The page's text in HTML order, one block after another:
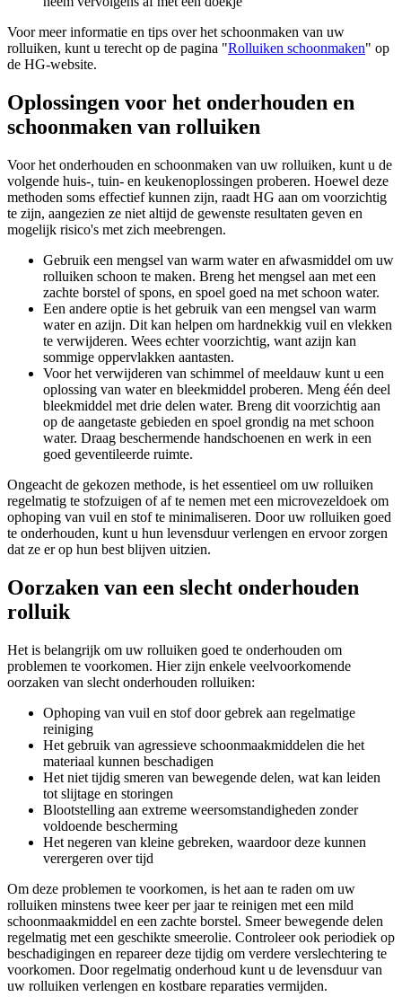
Voor meer informatie en tips over het schoonmaken van uw
rolluiken, kunt u terecht op de pagina "Rolluiken schoonmaken" op
de HG-website.
Oplossingen voor het onderhouden en
schoonmaken van rolluiken
Voor het onderhouden en schoonmaken van uw rolluiken, kunt u de
volgende huis-, tuin- en keukenoplossingen proberen. Hoewel deze
methoden soms effectief kunnen zijn, raadt HG aan om voorzichtig
te zijn, aangezien ze niet altijd de gewenste resultaten geven en
mogelijk risico's met zich meebrengen.
Gebruik een mengsel van warm water en afwasmiddel om uw
rolluiken schoon te maken. Breng het mengsel aan met een
zachte borstel of spons, en spoel goed na met schoon water.
Een andere optie is het gebruik van een mengsel van warm
water en azijn. Dit kan helpen om hardnekkig vuil en vlekken
te verwijderen. Wees echter voorzichtig, want azijn kan
sommige oppervlakken aantasten.
Voor het verwijderen van schimmel of meeldauw kunt u een
oplossing van water en bleekmiddel proberen. Meng één deel
bleekmiddel met drie delen water. Breng dit voorzichtig aan
op de aangetaste gebieden en spoel grondig na met schoon
water. Draag beschermende handschoenen en werk in een
goed geventileerde ruimte.
Ongeacht de gekozen methode, is het essentieel om uw rolluiken
regelmatig te stofzuigen of af te nemen met een microvezeldoek om
ophoping van vuil en stof te minimaliseren. Door uw rolluiken goed
te onderhouden, kunt u hun levensduur verlengen en ervoor zorgen
dat ze er op hun best blijven uitzien.
Oorzaken van een slecht onderhouden
rolluik
Het is belangrijk om uw rolluiken goed te onderhouden om
problemen te voorkomen. Hier zijn enkele veelvoorkomende
oorzaken van slecht onderhouden rolluiken:
Ophoping van vuil en stof door gebrek aan regelmatige
reiniging
Het gebruik van agressieve schoonmaakmiddelen die het
materiaal kunnen beschadigen
Het niet tijdig smeren van bewegende delen, wat kan leiden
tot slijtage en storingen
Blootstelling aan extreme weersomstandigheden zonder
voldoende bescherming
Het negeren van kleine gebreken, waardoor deze kunnen
verergeren over tijd
Om deze problemen te voorkomen, is het aan te raden om uw
rolluiken minstens twee keer per jaar te reinigen met een mild
schoonmaakmiddel en een zachte borstel. Smeer bewegende delen
regelmatig met een geschikte smeerolie. Controleer ook periodiek op
beschadigingen en repareer deze tijdig om verdere verslechtering te
voorkomen. Door regelmatig onderhoud kunt u de levensduur van
uw rolluiken verlengen en kostbare reparaties vermijden.